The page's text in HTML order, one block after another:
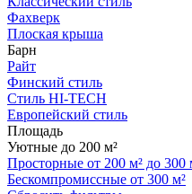
Фахверк
Плоская крыша
Барн
Райт
Финский стиль
Стиль HI-TECH
Европейский стиль
Площадь
Уютные до 200 м²
Просторные от 200 м² до 300
Бескомпромиссные от 300 м²